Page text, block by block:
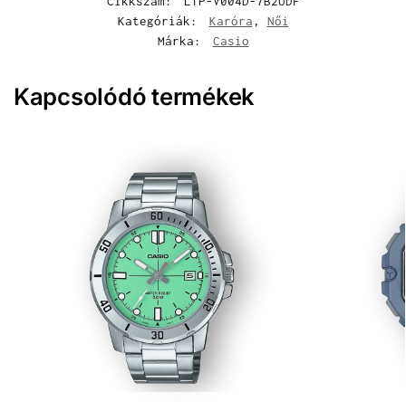
Kategóriák:
Karóra, Női
Márka:
Casio
Kapcsolódó termékek